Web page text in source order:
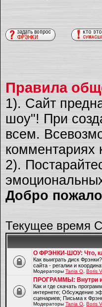
Правила
1). Сайт
шоу"! При
всем.
комментариях
2).
Добро
Текущее время
О ФРЭНКИ-ШОУ: Что,
Как выиграть диск
сайта - регалии и
Модераторы Tania O Boris
ПРОГРАММЫ: Внутри
Как и где скачать
интернете; Обсуждение
сценариев; Письма к
Модераторы Tania O Boris